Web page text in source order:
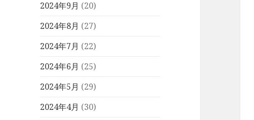
2024年9月 (20)
2024年8月 (27)
2024年7月 (22)
2024年6月 (25)
2024年5月 (29)
2024年4月 (30)